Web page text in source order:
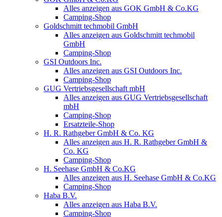
Alles anzeigen aus GOK GmbH & Co.KG
Camping-Shop
Goldschmitt techmobil GmbH
Alles anzeigen aus Goldschmitt techmobil
GmbH
Camping-Shop
GSI Outdoors Inc.
Alles anzeigen aus GSI Outdoors Inc.
Camping-Shop
GUG Vertriebsgesellschaft mbH
Alles anzeigen aus GUG Vertriebsgesellschaft
mbH
Camping-Shop
Ersatzteile-Shop
H. R. Rathgeber GmbH & Co. KG
Alles anzeigen aus H. R. Rathgeber GmbH &
Co. KG
Camping-Shop
H. Seehase GmbH & Co.KG
Alles anzeigen aus H. Seehase GmbH & Co.KG
Camping-Shop
Haba B.V.
Alles anzeigen aus Haba B.V.
Camping-Shop